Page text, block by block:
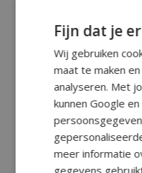
Fijn dat je
Wij gebruiken
maat te maken
analyseren. Met
kunnen Google
meer informatie
gegevens